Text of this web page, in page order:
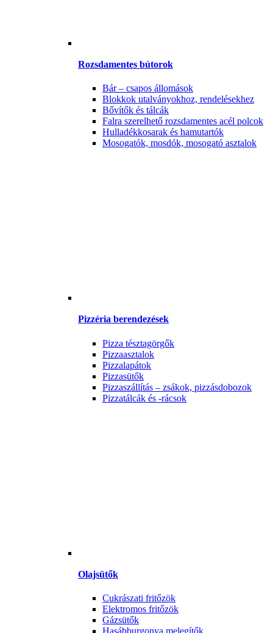
Rozsdamentes bútorok
Bár – csapos állomások
Blokkok utalványokhoz, rendelésekhez
Bővítők és tálcák
Falra szerelhető rozsdamentes acél polcok
Hulladékkosarak és hamutartók
Mosogatók, mosdók, mosogató asztalok
Pizzéria berendezések
Pizza tésztagörgők
Pizzaasztalok
Pizzalapátok
Pizzasütők
Pizzaszállítás – zsákok, pizzásdobozok
Pizzatálcák és -rácsok
Olajsütők
Cukrászati fritőzök
Elektromos fritőzök
Gázsütők